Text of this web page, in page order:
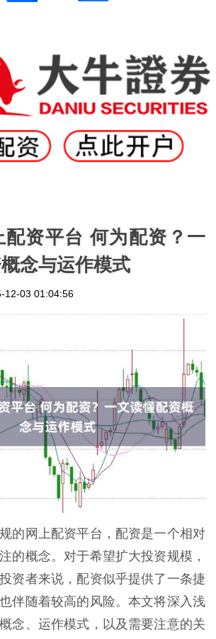
配资平台 何为配资？一
念与运作模式
12-03 01:04:56
的网上配资平台，配资是一个相对
的概念。对于希望扩大投资规模，
资者来说，配资似乎提供了一条捷
伴随着较高的风险。本文将深入浅
念、运作模式，以及需要注意的关